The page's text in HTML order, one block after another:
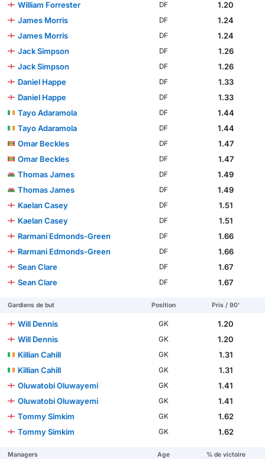
William Forrester DF
1.20
James Morris
DF
1.24
James Morris
DF
1.24
Jack Simpson
DF
1.26
Jack Simpson
DF
1.26
Daniel Happe
DF
1.33
Daniel Happe
DF
1.33
Tayo Adaramola
DF
1.44
Tayo Adaramola
DF
1.44
Omar Beckles
DF
1.47
Omar Beckles
DF
1.47
Thomas James
DF
1.49
Thomas James
DF
1.49
Kaelan Casey
DF
1.51
Kaelan Casey
DF
1.51
Rarmani Edmonds-Green
DF
1.66
Rarmani Edmonds-Green
DF
1.66
Sean Clare
DF
1.67
Sean Clare
DF 1.67
Gardiens de but Position Pris / 90'
Will Dennis GK
1.20
Will Dennis
GK
1.20
Killian Cahill
GK
1.31
Killian Cahill
GK
1.31
Oluwatobi Oluwayemi
GK
1.41
Oluwatobi Oluwayemi
GK
1.41
Tommy Simkim
GK
1.62
Tommy Simkim
GK 1.62
Managers Age % de victoire